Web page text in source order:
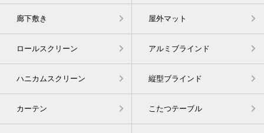
廊下敷き 屋外マット
ロールスクリーン アルミブラインド
ハニカムスクリーン 縦型ブラインド
カーテン こたつテーブル